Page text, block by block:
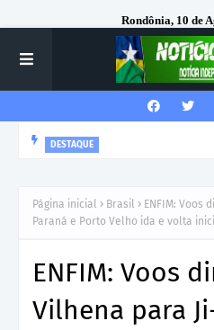
Rondônia, 10 de
DESTAQUE
Página inicial Brasil
ENFIM: Voos
Paraná e Porto Velho ida e volta
ENFIM: Voos
Vilhena para